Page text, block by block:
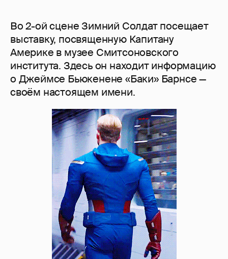
Во 2-ой сцене Зимний Солдат посещает
выставку, посвященную Капитану
Америке в музее Смитсоновского
института. Здесь он находит информацию
о Джеймсе Бьюкенене «Баки» Барнсе —
своём настоящем имени.